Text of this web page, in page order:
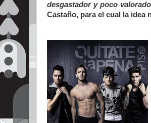
desgastador y poco
Castaño, para el cual la idea